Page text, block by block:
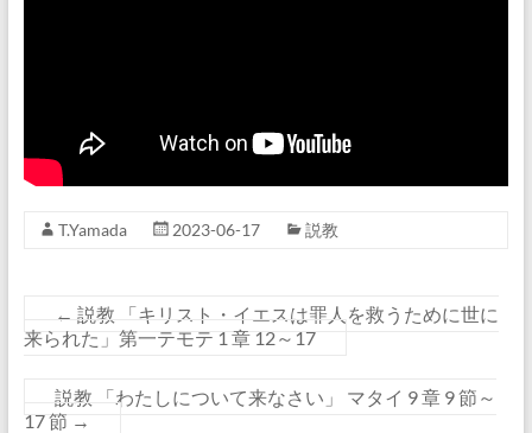
T.Yamada 2023-06-17 説教
← 説教 「キリスト・イエスは罪人を救うために世に
来られた」第一テモテ 1 章 12～17
説教 「わたしについて来なさい」 マタイ 9 章 9 節～
17 節 →